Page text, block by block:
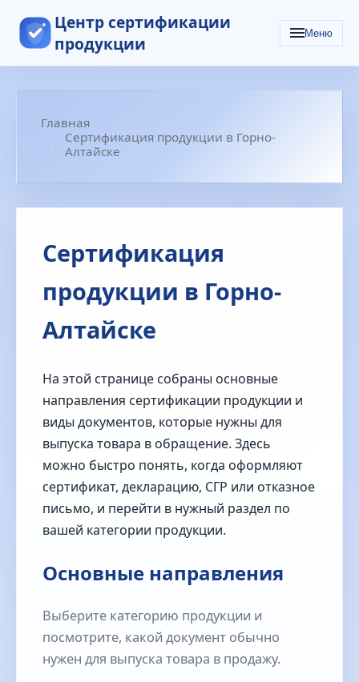
Центр сертификации
продукции
Меню
Главная
Сертификация продукции в Горно-
Алтайске
Сертификация
продукции в Горно-
Алтайске
На этой странице собраны основные
направления сертификации продукции и
виды документов, которые нужны для
выпуска товара в обращение. Здесь
можно быстро понять, когда оформляют
сертификат, декларацию, СГР или отказное
письмо, и перейти в нужный раздел по
вашей категории продукции.
Основные направления
Выберите категорию продукции и
посмотрите, какой документ обычно
нужен для выпуска товара в продажу.